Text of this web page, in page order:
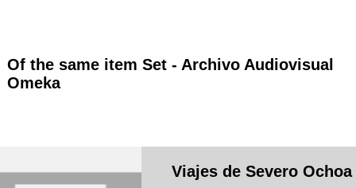
Of the same item Set - Archivo Audiovisual
Omeka
Viajes de Severo Ochoa